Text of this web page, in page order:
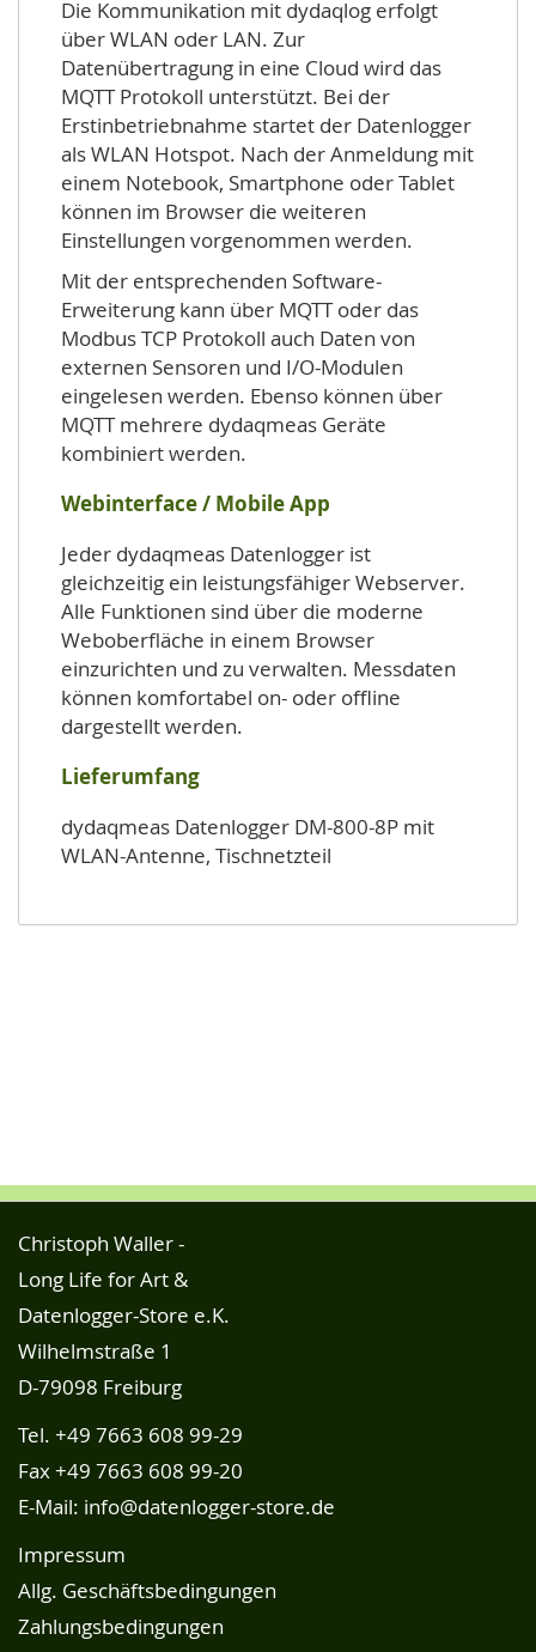
Die Kommunikation mit dydaqlog erfolgt
über WLAN oder LAN. Zur
Datenübertragung in eine Cloud wird das
MQTT Protokoll unterstützt. Bei der
Erstinbetriebnahme startet der Datenlogger
als WLAN Hotspot. Nach der Anmeldung mit
einem Notebook, Smartphone oder Tablet
können im Browser die weiteren
Einstellungen vorgenommen werden.
Mit der entsprechenden Software-
Erweiterung kann über MQTT oder das
Modbus TCP Protokoll auch Daten von
externen Sensoren und I/O-Modulen
eingelesen werden. Ebenso können über
MQTT mehrere dydaqmeas Geräte
kombiniert werden.
Webinterface / Mobile App
Jeder dydaqmeas Datenlogger ist
gleichzeitig ein leistungsfähiger Webserver.
Alle Funktionen sind über die moderne
Weboberfläche in einem Browser
einzurichten und zu verwalten. Messdaten
können komfortabel on- oder offline
dargestellt werden.
Lieferumfang
dydaqmeas Datenlogger DM-800-8P mit
WLAN-Antenne, Tischnetzteil
Christoph Waller -
Long Life for Art &
Datenlogger-Store e.K.
Wilhelmstraße 1
D-79098 Freiburg
Tel. +49 7663 608 99-29
Fax +49 7663 608 99-20
E-Mail: info@datenlogger-store.de
Impressum
Allg. Geschäftsbedingungen
Zahlungsbedingungen